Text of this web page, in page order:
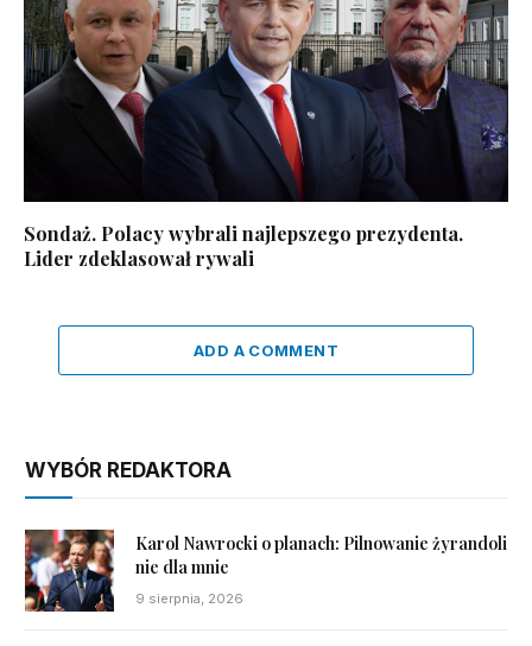
Sondaż. Polacy wybrali najlepszego prezydenta.
Lider zdeklasował rywali
ADD A COMMENT
WYBÓR REDAKTORA
Karol Nawrocki o planach: Pilnowanie żyrandoli
nie dla mnie
9 sierpnia, 2026